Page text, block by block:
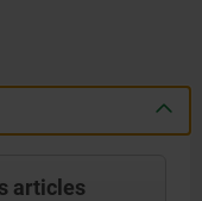
articles